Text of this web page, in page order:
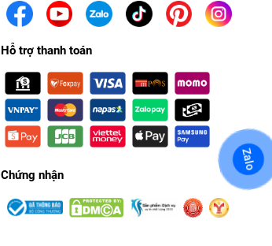
Hỗ trợ thanh toán
Chứng nhận
Zalo